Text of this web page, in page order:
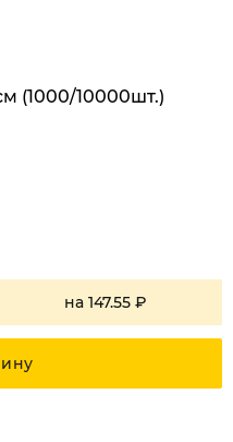
(1000/10000шт.)
на 147.55 ₽